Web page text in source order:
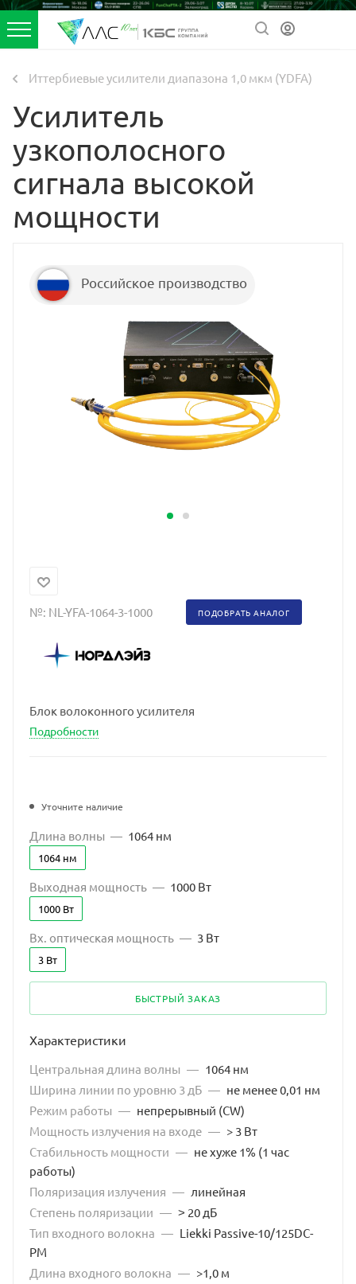
Иттербиевые усилители диапазона 1,0 мкм (YDFA)
Усилитель
узкополосного
сигнала высокой
мощности
Российское производство
№: NL-YFA-1064-3-1000 ПОДОБРАТЬ АНАЛОГ
Блок волоконного усилителя
Подробности
Уточните наличие
Длина волны — 1064 нм
1064 нм
Выходная мощность — 1000 Вт
1000 Вт
Вх. оптическая мощность — 3 Вт
3 Вт
БЫСТРЫЙ ЗАКАЗ
Характеристики
Центральная длина волны — 1064 нм
Ширина линии по уровню 3 дБ — не менее 0,01 нм
Режим работы — непрерывный (CW)
Мощность излучения на входе — > 3 Вт
Стабильность мощности — не хуже 1% (1 час
работы)
Поляризация излучения — линейная
Степень поляризации — ˃ 20 дБ
Тип входного волокна — Liekki Passive-10/125DC-
PM
Длина входного волокна — >1,0 м